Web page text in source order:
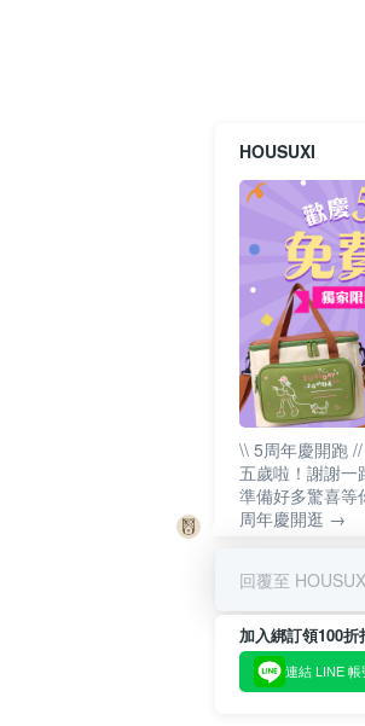
HOUSUXI
\\ 5周年慶開跑 //
五歲啦！謝謝
準備好多驚喜等
周年慶開逛 →
回覆至
加入綁訂領100折
連結 LINE 帳